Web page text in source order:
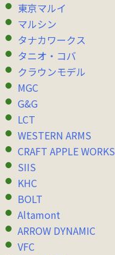
東京マルイ
マルシン
タナカワークス
タニオ・コバ
クラウンモデル
MGC
G&G
LCT
WESTERN ARMS
CRAFT APPLE WORKS
SIIS
KHC
BOLT
Altamont
ARROW DYNAMIC
VFC